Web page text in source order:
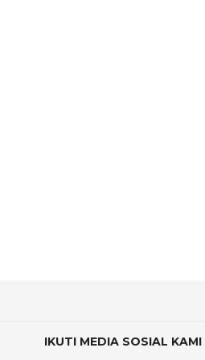
IKUTI MEDIA SOSIAL KAMI